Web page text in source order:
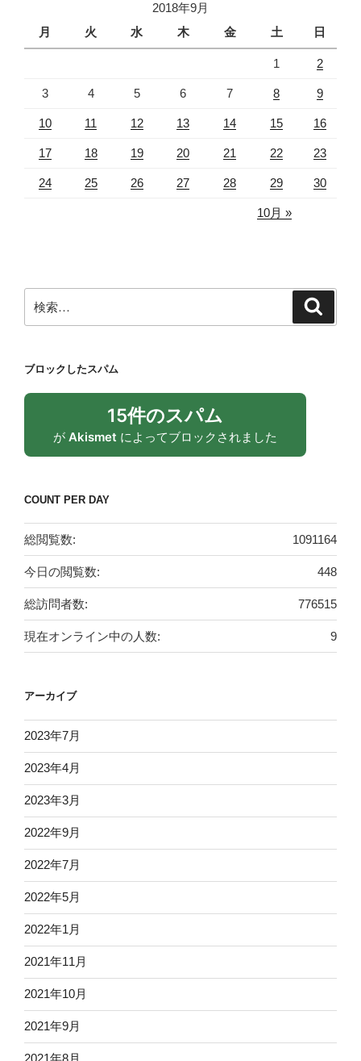
2018年9月
月
火 水 木 金 土 日
1 2
3 4 5 6 7 8 9
10 11 12 13 14 15 16
17 18 19 20 21 22 23
24 25 26 27 28 29 30
10月 »
索:
ブロックしたスパム
15件のスパム
が Akismet によってブロックされました
COUNT PER DAY
1091164
総閲覧数:
448
今日の閲覧数:
776515
総訪問者数:
9
現在オンライン中の人数:
アーカイブ
2023年7月
2023年4月
2023年3月
2022年9月
2022年7月
2022年5月
2022年1月
2021年11月
2021年10月
2021年9月
2021年8月